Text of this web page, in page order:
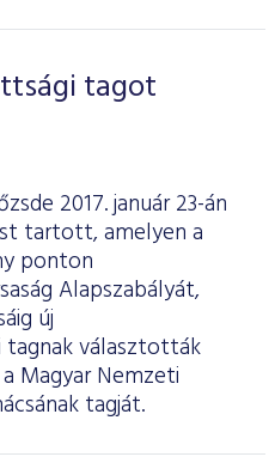
tagot
2017. január 23-án
tartott, amelyen a
ponton
Alapszabályát,
új
választották
Magyar Nemzeti
tagját.